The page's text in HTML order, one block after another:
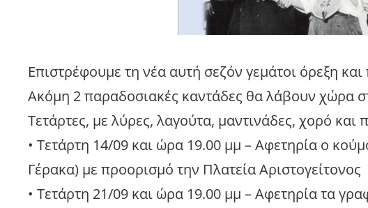
Επιστρέφουμε τη νέα αυτή σεζόν γεμάτοι όρεξη
Ακόμη 2 παραδοσιακές καντάδες θα λάβουν χώρα
Τετάρτες, με λύρες, λαγούτα, μαντινάδες, χορό και
• Τετάρτη 14/09 και ώρα 19.00 μμ – Αφετηρία ο
Γέρακα) με προορισμό την Πλατεία Αριστογείτονος
• Τετάρτη 21/09 και ώρα 19.00 μμ – Αφετηρία τα